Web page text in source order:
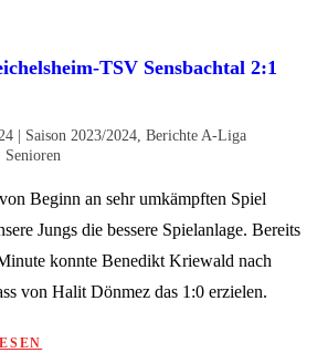
TSV Sensbachtal 2:1
Saison 2023/2024,Berichte A-Liga
Senioren
Beginn an sehr umkämpften Spiel
Jungs die bessere Spielanlage. Bereits
konnte Benedikt Kriewald nach
von Halit Dönmez das 1:0 erzielen.